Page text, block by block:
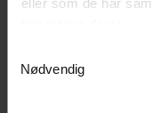
Nødvendig